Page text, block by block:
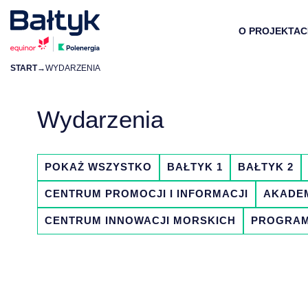
O
DOKUMENTY DO
FAQ
FAQ
FAQ
ZŁÓŻ ZAŻALENIE
START→WYDARZENIA
Wydarzenia
POKAŻ WSZYSTKO BAŁTYK 1 BAŁTYK 2
CENTRUM PROMOCJI I INFORMACJI
CENTRUM INNOWACJI MORSKICH